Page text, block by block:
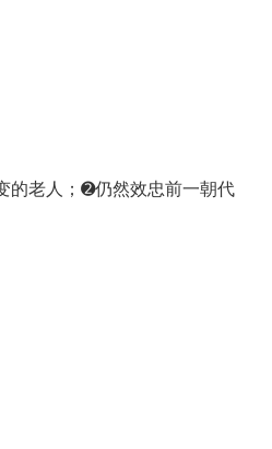
的老人；➋仍然效忠前一朝代